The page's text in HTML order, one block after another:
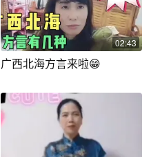
02:43
广西北海方言来啦😁